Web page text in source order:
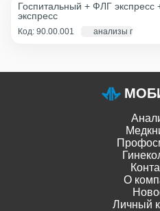
Госпитальный + ФЛГ экспресс
экспресс
Код: 90.00.001 анализы по
О
Личный